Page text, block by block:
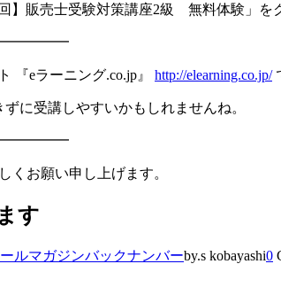
】販売士受験対策講座2級 無料体験」を
『eラーニング.co.jp』 http://elearning.co.jp/
に受講しやすいかもしれませんね。
くお願い申し上げます。
す
ールマガジンバックナンバーby.s kobayashi0